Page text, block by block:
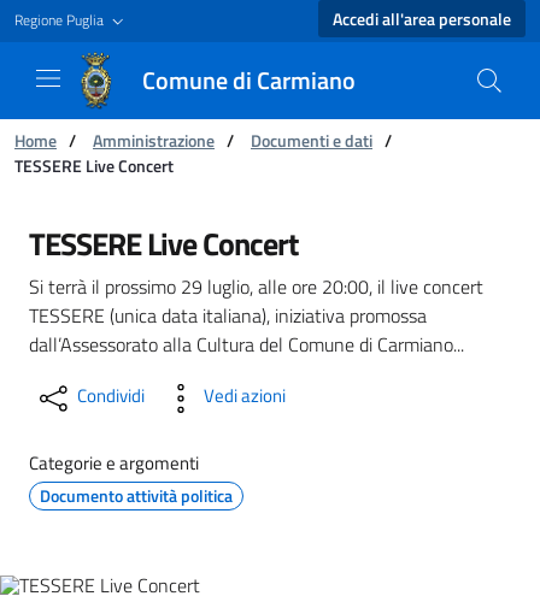
Regione Puglia Accedi all'area personale
Comune di Carmiano
Ti trovi in:
Home / Amministrazione / Documenti e dati /
TESSERE Live Concert
TESSERE Live Concert - Comune di Carmiano
TESSERE Live Concert
Si terrà il prossimo 29 luglio, alle ore 20:00, il live concert
TESSERE (unica data italiana), iniziativa promossa
dall’Assessorato alla Cultura del Comune di Carmiano...
Condividi Vedi azioni
Categorie e argomenti
Documento attività politica